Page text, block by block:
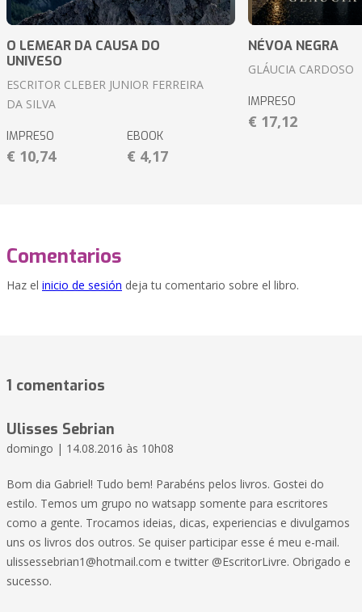
O LEMEAR DA CAUSA DO
UNIVESO
ESCRITOR CLEBER JUNIOR FERREIRA
DA SILVA
IMPRESO
€ 10,74
EBOOK
€ 4,17
NÉVOA NEGRA
GLÁUCIA CARDOSO
IMPRESO
€ 17,12
Comentarios
Haz el inicio de sesión deja tu comentario sobre el libro.
1 comentarios
Ulisses Sebrian
domingo | 14.08.2016 às 10h08
Bom dia Gabriel! Tudo bem! Parabéns pelos livros. Gostei do
estilo. Temos um grupo no watsapp somente para escritores
como a gente. Trocamos ideias, dicas, experiencias e divulgamos
uns os livros dos outros. Se quiser participar esse é meu e-mail.
ulissessebrian1@hotmail.com e twitter @EscritorLivre. Obrigado e
sucesso.